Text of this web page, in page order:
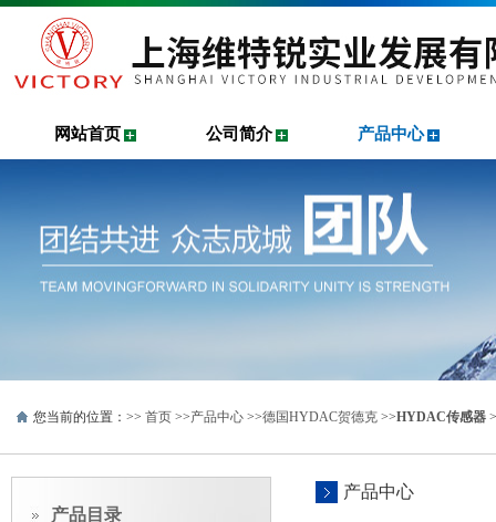
网站首页 公司简介 产品中心
您当前的位置：>> 首页 >>产品中心 >>德国HYDAC贺德克 >>HYDAC传感器
产品目录
产品中心